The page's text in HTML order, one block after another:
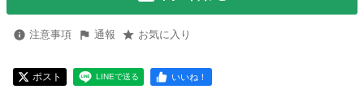
注意事項 通報 お気に入り
ポスト LINEで送る いいね！